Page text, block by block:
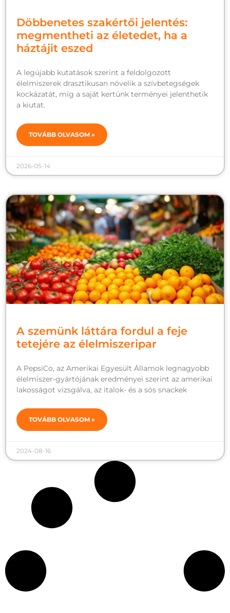
Döbbenetes szakértői jelentés:
megmentheti az életedet, ha a
háztájit eszed
A legújabb kutatások szerint a feldolgozott
élelmiszerek drasztikusan növelik a szívbetegségek
kockázatát, míg a saját kertünk terményei jelenthetik
a kiutat.
TOVÁBB OLVASOM »
2026-05-14
A szemünk láttára fordul a feje
tetejére az élelmiszeripar
A PepsiCo, az Amerikai Egyesült Államok legnagyobb
élelmiszer-gyártójának eredményei szerint az amerikai
lakosságot vizsgálva, az italok- és a sós snackek
TOVÁBB OLVASOM »
2024-08-16